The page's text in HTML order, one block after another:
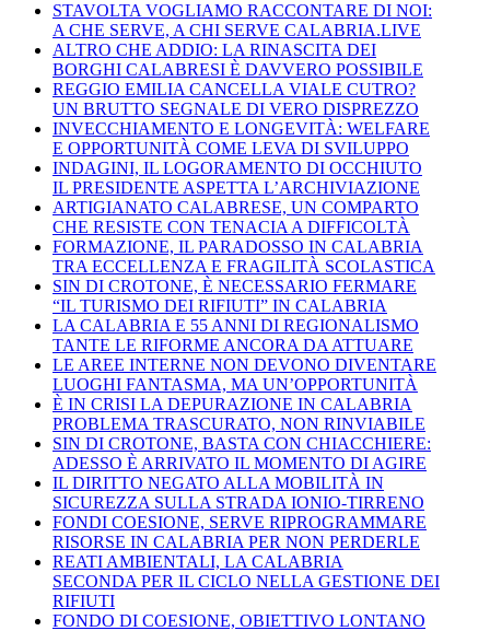
STAVOLTA VOGLIAMO RACCONTARE DI NOI:
A CHE SERVE, A CHI SERVE CALABRIA.LIVE
ALTRO CHE ADDIO: LA RINASCITA DEI
BORGHI CALABRESI È DAVVERO POSSIBILE
REGGIO EMILIA CANCELLA VIALE CUTRO?
UN BRUTTO SEGNALE DI VERO DISPREZZO
INVECCHIAMENTO E LONGEVITÀ: WELFARE
E OPPORTUNITÀ COME LEVA DI SVILUPPO
INDAGINI, IL LOGORAMENTO DI OCCHIUTO
IL PRESIDENTE ASPETTA L’ARCHIVIAZIONE
ARTIGIANATO CALABRESE, UN COMPARTO
CHE RESISTE CON TENACIA A DIFFICOLTÀ
FORMAZIONE, IL PARADOSSO IN CALABRIA
TRA ECCELLENZA E FRAGILITÀ SCOLASTICA
SIN DI CROTONE, È NECESSARIO FERMARE
“IL TURISMO DEI RIFIUTI” IN CALABRIA
LA CALABRIA E 55 ANNI DI REGIONALISMO
TANTE LE RIFORME ANCORA DA ATTUARE
LE AREE INTERNE NON DEVONO DIVENTARE
LUOGHI FANTASMA, MA UN’OPPORTUNITÀ
È IN CRISI LA DEPURAZIONE IN CALABRIA
PROBLEMA TRASCURATO, NON RINVIABILE
SIN DI CROTONE, BASTA CON CHIACCHIERE:
ADESSO È ARRIVATO IL MOMENTO DI AGIRE
IL DIRITTO NEGATO ALLA MOBILITÀ IN
SICUREZZA SULLA STRADA IONIO-TIRRENO
FONDI COESIONE, SERVE RIPROGRAMMARE
RISORSE IN CALABRIA PER NON PERDERLE
REATI AMBIENTALI, LA CALABRIA
SECONDA PER IL CICLO NELLA GESTIONE DEI
RIFIUTI
FONDO DI COESIONE, OBIETTIVO LONTANO